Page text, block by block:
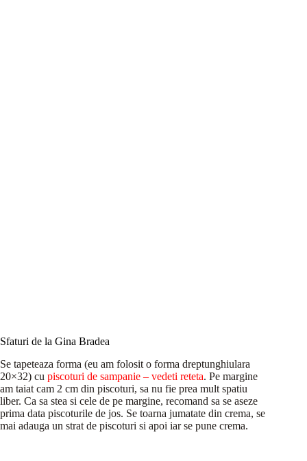
Sfaturi de la Gina Bradea
Se tapeteaza forma (eu am folosit o forma dreptunghiulara
20×32) cu piscoturi de sampanie – vedeti reteta. Pe margine
am taiat cam 2 cm din piscoturi, sa nu fie prea mult spatiu
liber. Ca sa stea si cele de pe margine, recomand sa se aseze
prima data piscoturile de jos. Se toarna jumatate din crema, se
mai adauga un strat de piscoturi si apoi iar se pune crema.